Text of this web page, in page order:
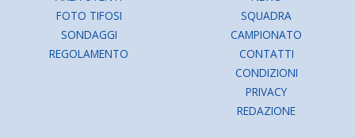
FOTO TIFOSI
SONDAGGI
REGOLAMENTO
SQUADRA
CAMPIONATO
CONTATTI
CONDIZIONI
PRIVACY
REDAZIONE